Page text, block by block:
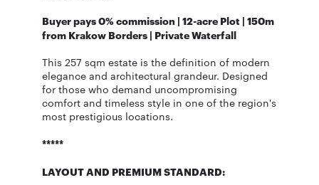
Buyer pays 0% commission | 12-acre Plot | 150m
from Krakow Borders | Private Waterfall
This 257 sqm estate is the definition of modern
elegance and architectural grandeur. Designed
for those who demand uncompromising
comfort and timeless style in one of the region's
most prestigious locations.
*****
LAYOUT AND PREMIUM STANDARD: